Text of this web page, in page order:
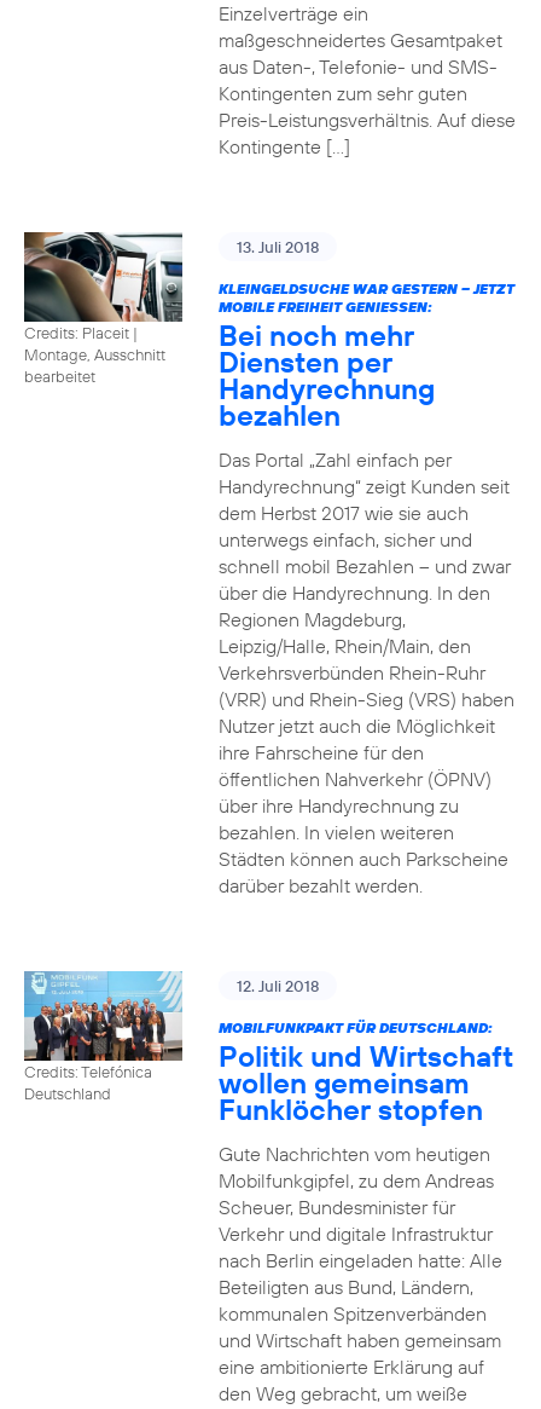
Einzelverträge ein
maßgeschneidertes Gesamtpaket
aus Daten-, Telefonie- und SMS-
Kontingenten zum sehr guten
Preis-Leistungsverhältnis. Auf diese
Kontingente […]
Credits: Placeit |
Montage, Ausschnitt
bearbeitet
13. Juli 2018
KLEINGELDSUCHE WAR GESTERN – JETZT
MOBILE FREIHEIT GENIESSEN:
Bei noch mehr
Diensten per
Handyrechnung
bezahlen
Das Portal „Zahl einfach per
Handyrechnung“ zeigt Kunden seit
dem Herbst 2017 wie sie auch
unterwegs einfach, sicher und
schnell mobil Bezahlen – und zwar
über die Handyrechnung. In den
Regionen Magdeburg,
Leipzig/Halle, Rhein/Main, den
Verkehrsverbünden Rhein-Ruhr
(VRR) und Rhein-Sieg (VRS) haben
Nutzer jetzt auch die Möglichkeit
ihre Fahrscheine für den
öffentlichen Nahverkehr (ÖPNV)
über ihre Handyrechnung zu
bezahlen. In vielen weiteren
Städten können auch Parkscheine
darüber bezahlt werden.
Credits: Telefónica
Deutschland
12. Juli 2018
MOBILFUNKPAKT FÜR DEUTSCHLAND:
Politik und Wirtschaft
wollen gemeinsam
Funklöcher stopfen
Gute Nachrichten vom heutigen
Mobilfunkgipfel, zu dem Andreas
Scheuer, Bundesminister für
Verkehr und digitale Infrastruktur
nach Berlin eingeladen hatte: Alle
Beteiligten aus Bund, Ländern,
kommunalen Spitzenverbänden
und Wirtschaft haben gemeinsam
eine ambitionierte Erklärung auf
den Weg gebracht, um weiße